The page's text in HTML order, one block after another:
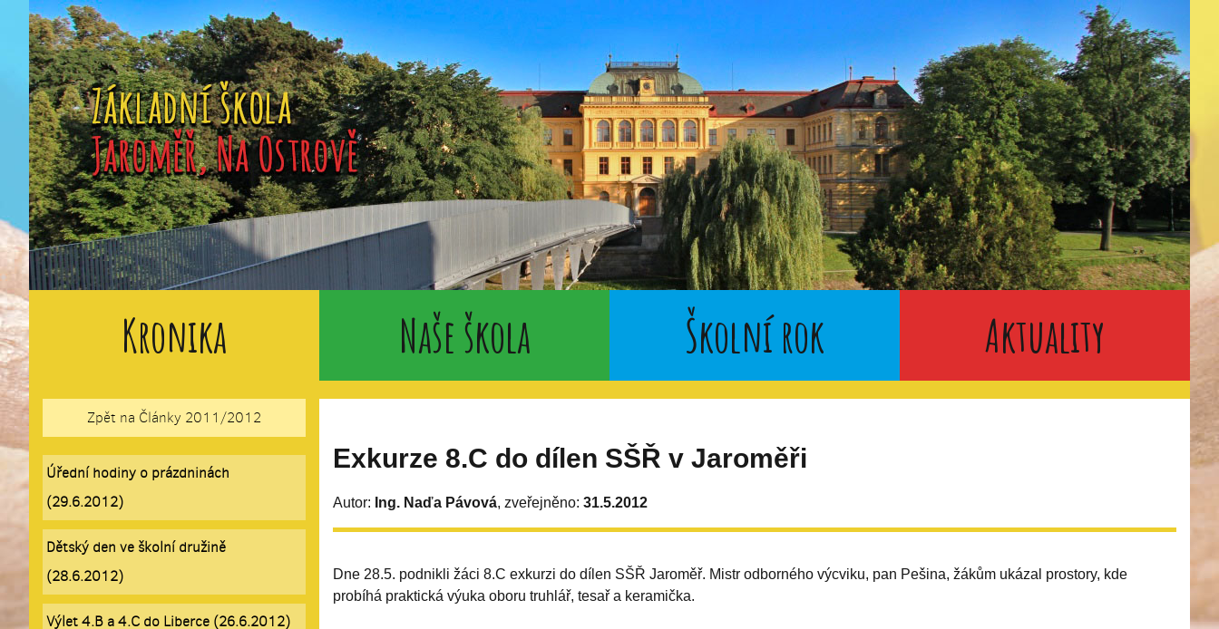
Kronika Naše škola Školní rok Aktuality
Zpět na Články 2011/2012
Úřední hodiny o prázdninách
(29.6.2012)
Dětský den ve školní družině
(28.6.2012)
Výlet 4.B a 4.C do Liberce (26.6.2012)
Exkurze 8.C do dílen SŠŘ v Jaroměři
Autor: Ing. Naďa Pávová, zveřejněno: 31.5.2012
Dne 28.5. podnikli žáci 8.C exkurzi do dílen SŠŘ Jaroměř. Mistr odborného výcviku, pan Pešina, žákům ukázal prostory, kde
probíhá praktická výuka oboru truhlář, tesař a keramička.